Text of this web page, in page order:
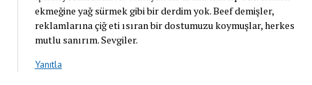
ekmeğine yağ sürmek gibi bir derdim yok. Beef demişler,
reklamlarına çiğ eti ısıran bir dostumuzu koymuşlar, herkes
mutlu sanırım. Sevgiler.
Yanıtla